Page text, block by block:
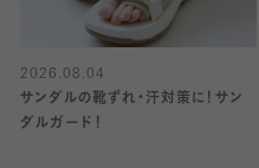
2026.08.04
サンダルの靴ずれ・汗対策に！サン
ダルガード！